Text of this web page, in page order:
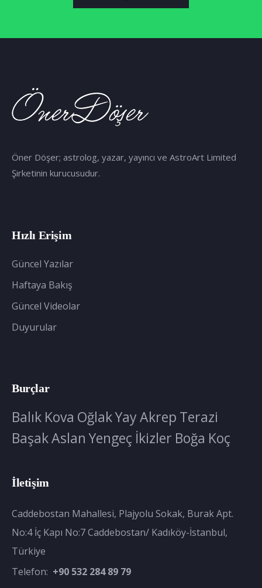
Öner Döşer; astrolog, yazar, yayıncı ve AstroArt Limited
Şirketinin kurucusudur.
Hızlı Erişim
Güncel Yazılar
Haftaya Bakış
Güncel Videolar
Duyurular
Burçlar
Balık Kova OğlakYayAkrep Terazi
BaşakAslan Yengeç İkizler Boğa Koç
İletişim
Caddebostan Mahallesi, Plajyolu Sokak, Burak Apt.
No:4 İç Kapı No:7 Caddebostan/ Kadıköy-İstanbul,
Türkiye
Telefon: +90 532 284 89 79